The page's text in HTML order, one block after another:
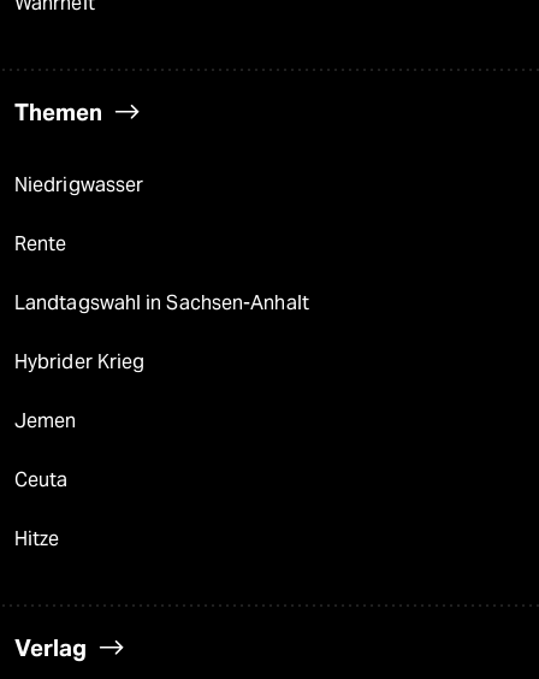
Themen
Niedrigwasser
Rente
Landtagswahl in Sachsen-Anhalt
Hybrider Krieg
Jemen
Ceuta
Hitze
Verlag